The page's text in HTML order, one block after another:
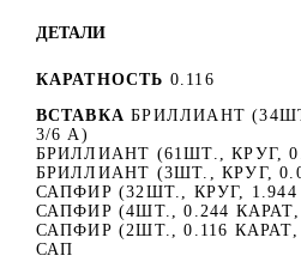
ДЕТАЛИ
КАРАТНОСТЬ 0.116
ВСТАВКА БРИЛЛИАНТ
3/6 А)
БРИЛЛИАНТ (61ШТ., КРУГ,
БРИЛЛИАНТ (3ШТ., КРУГ,
САПФИР (32ШТ., КРУГ, 1.944
САПФИР (4ШТ., 0.244 КАРАТ,
САПФИР (2ШТ., 0.116 КАРАТ,
САП